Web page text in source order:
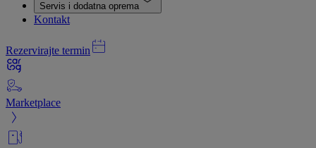
Servis i dodatna oprema
Kontakt
Rezervirajte termin
Marketplace